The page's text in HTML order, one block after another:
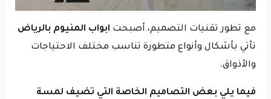
مع تطور تقنيات التصميم، أصبحت ابواب المنيوم بالرياض
تأتي بأشكال وأنواع متطورة تناسب مختلف الاحتياجات
والأذواق.
فيما يلي بعض التصاميم الخاصة التي تضيف لمسة